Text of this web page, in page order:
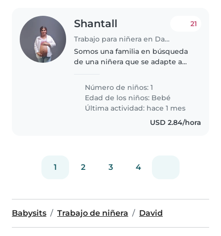
Shantall
Trabajo para niñera en David
21
Somos una familia en búsqueda
de una niñera que se adapte a
sábados y domingos. No hará
labores domésticas, únicamente
cuidado de la niña.no incluye..
Número de niños: 1
Edad de los niños: Bebé
Última actividad: hace 1 mes
USD 2.84/hora
1 2 3 4
Babysits Trabajo de niñera David